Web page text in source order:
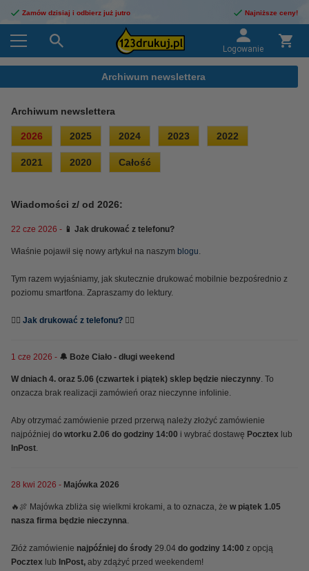
Zamów dzisiaj i odbierz już jutro Najniższe ceny!
Logowanie
Archiwum newslettera
Archiwum newslettera
2026 2025 2024 2023 2022
2021 2020 Całość
Wiadomości z/ od 2026:
22 cze 2026 - 📱 Jak drukować z telefonu?
Właśnie pojawił się nowy artykuł na naszym blogu.
Tym razem wyjaśniamy, jak skutecznie drukować mobilnie bezpośrednio z
poziomu smartfona. Zapraszamy do lektury.
👉🏻 Jak drukować z telefonu? 👈🏻
1 cze 2026 - 🔔 Boże Ciało - długi weekend
W dniach 4. oraz 5.06 (czwartek i piątek) sklep będzie nieczynny. To
onzacza brak realizacji zamówień oraz nieczynne infolinie.
Aby otrzymać zamówienie przed przerwą należy złożyć zamówienie
najpóźniej do wtorku 2.06 do godziny 14:00 i wybrać dostawę Pocztex lub
InPost.
28 kwi 2026 - Majówka 2026
🔥🍖 Majówka zbliża się wielkmi krokami, a to oznacza, że w piątek 1.05
nasza firma będzie nieczynna.
Złóż zamówienie najpóźniej do środy 29.04 do godziny 14:00 z opcją
Pocztex lub InPost, aby zdążyć przed weekendem!